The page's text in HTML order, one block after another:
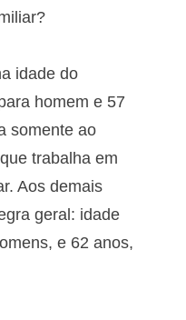
idade do
homem e 57
somente ao
trabalha em
Aos demais
geral: idade
e 62 anos,